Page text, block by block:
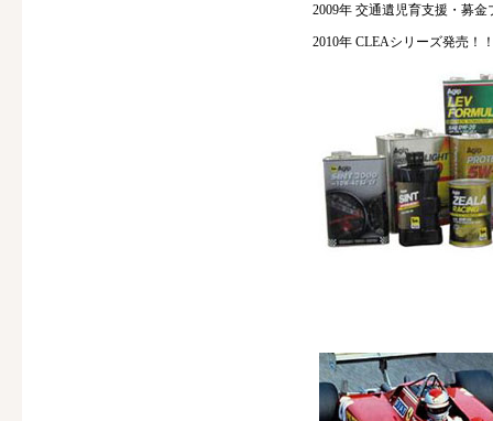
2009年 交通遺児育支援・募
2010年 CLEAシリーズ発売！